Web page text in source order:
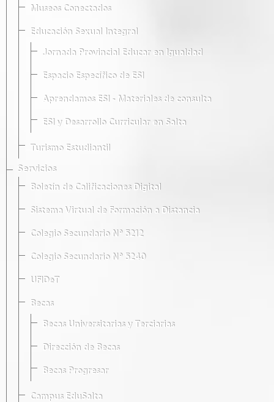
Museos Conectados
Educación Sexual Integral
Jornada Provincial Educar en Igualdad
Espacio Específico de ESI
Aprendamos ESI - Materiales de consulta
ESI y Desarrollo Curricular en Salta
Turismo Estudiantil
Servicios
Boletín de Calificaciones Digital
Sistema Virtual de Formación a Distancia
Colegio Secundario Nº 5212
Colegio Secundario Nº 5240
UFIDeT
Becas
Becas Universitarias y Terciarias
Dirección de Becas
Becas Progresar
Campus EduSalta